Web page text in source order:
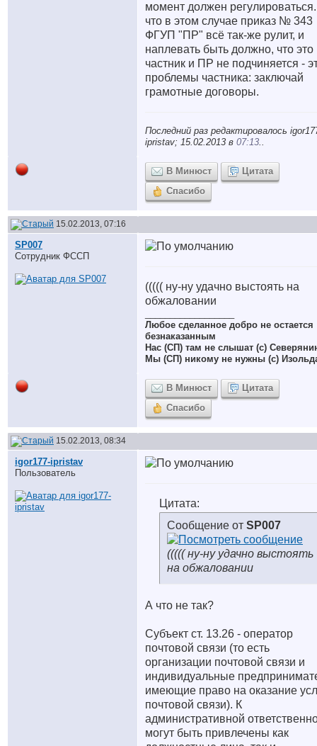
момент должен
что в этом случае приказ № 343
ФГУП "ПР" всё так-же рулит, и
наплевать быть должно, что это
частник и ПР не подчиняется -
проблемы частника: заключай
грамотные договоры.
Последний раз редактировалось
ipristav; 15.02.2013 в 07:13..
В Минюст
Цитата
Спасибо
15.02.2013, 07:16
SP007
Сотрудник ФССП
((((( ну-ну удачно выстоять на
обжаловании
Любое сделанное добро не остается
безнаказанным
Нас (СП) там не слышат (с)
Мы (СП) никому не нужны (с)
В Минюст
Цитата
Спасибо
15.02.2013, 08:34
igor177-ipristav
Пользователь
Цитата:
Сообщение от SP007
((((( ну-ну удачно выстоять
на обжаловании
А что не так?
Субъект ст. 13.26 - оператор
почтовой связи (то есть
организации почтовой связи и
индивидуальные
имеющие право на оказание
почтовой связи). К
административной
могут быть привлечены как